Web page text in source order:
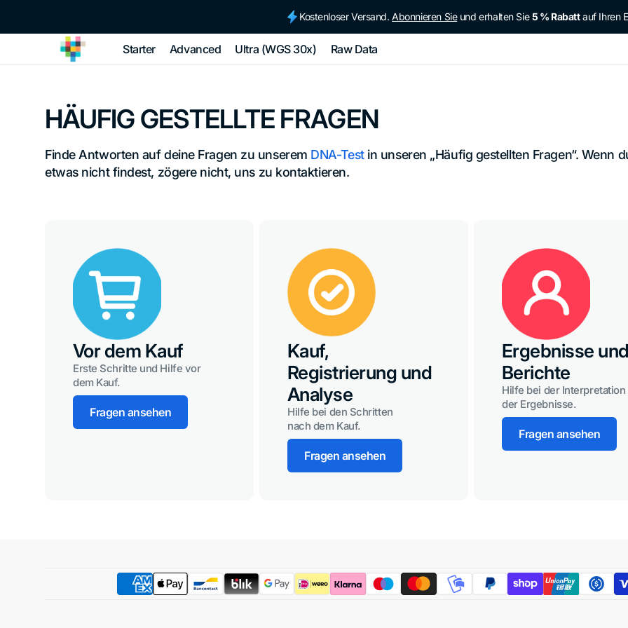
Inhalt
Kostenloser Versand.Abonnieren Sieund erhalten Sie5 % Rabattauf Ihren
tellmeGen Starter Advanced Ultra (WGS 30x) Raw Data
HÄUFIG GESTELLTE FRAGEN
Finde Antworten auf deine Fragen zu unserem DNA-Test in unseren „Häufig gestellten Fragen“. Wenn
etwas nicht findest, zögere nicht, uns zu kontaktieren.
Vor dem Kauf
Erste Schritte und Hilfe vor
dem Kauf.
Fragen ansehen
Kauf,
Registrierung und
Analyse
Hilfe bei den Schritten
nach dem Kauf.
Fragen ansehen
Ergebnisse und
Berichte
Hilfe bei der Interpretation
der Ergebnisse.
Fragen ansehen